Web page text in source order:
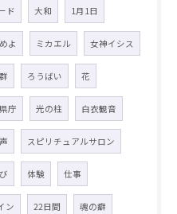
ド 大和 1月1日
よ ミカエル 女神イシス
ろうばい 花
庁 光の柱 白衣観音
スピリチュアルサロン
体験 仕事
ン 22日間 魂の癖